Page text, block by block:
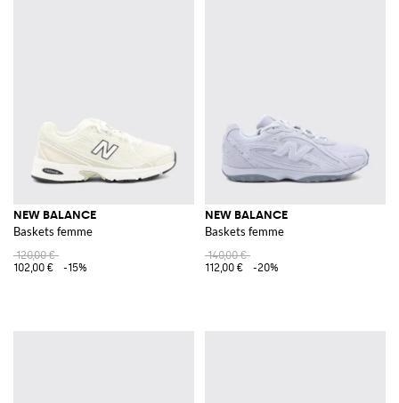
NEW BALANCE
Baskets femme
120,00 €
102,00 €
-15%
NEW BALANCE
Baskets femme
140,00 €
112,00 €
-20%